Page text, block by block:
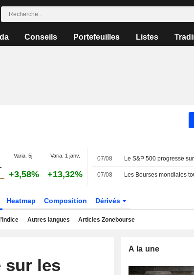
Conseils Portefeuilles Listes
Varia. 5j. Varia. 1 janv.
+3,58% +13,32%
07/08
07/08
Heatmap Composition Dérivés
Autres langues Articles Zonebourse
sur les
A la une